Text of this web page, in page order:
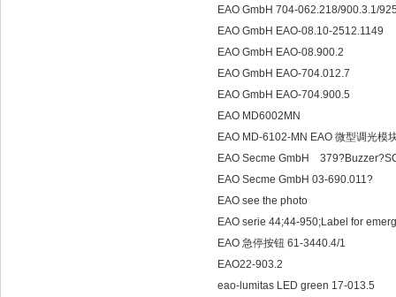
EAO GmbH 704-062.218/900.3.1/
EAO GmbH EAO-08.10-2512.1149
EAO GmbH EAO-08.900.2
EAO GmbH EAO-704.012.7
EAO GmbH EAO-704.900.5
EAO MD6002MN
EAO MD-6102-MN EAO 微型调光模
EAO Secme GmbH
EAO Secme GmbH 03-690.011?
EAO see the photo
EAO serie 44;44-950;Label for
EAO 急停按钮 61-3440.4/1
EAO22-903.2
eao-lumitas LED green 17-013.5